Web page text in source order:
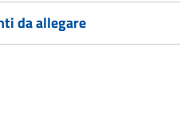
da allegare